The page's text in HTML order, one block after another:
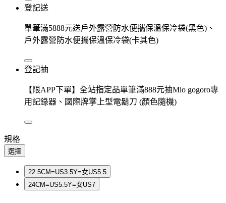
登記送
單筆滿5888元送戶外露營防水便攜保溫保冷袋(黑色)、
戶外露營防水便攜保溫保冷袋(卡其色)
登記抽
【限APP下單】全站指定品單筆滿888元抽Mio gogoro專
用記錄器、國際牌掌上型電鬍刀 (顏色隨機)
規格
選擇
22.5CM=US3.5Y=女US5.5
24CM=US5.5Y=女US7